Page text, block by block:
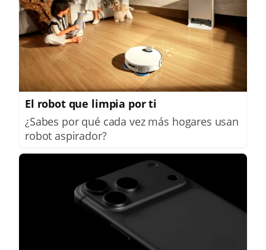
El robot que limpia por ti
¿Sabes por qué cada vez más hogares usan
robot aspirador?